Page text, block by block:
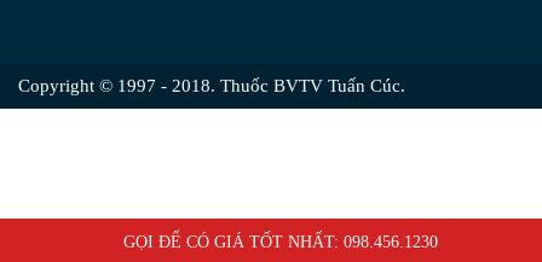
Copyright © 1997 - 2018. Thuốc BVTV Tuấn Cúc.
GỌI ĐỂ CÓ GIÁ TỐT NHẤT: 098.456.1230